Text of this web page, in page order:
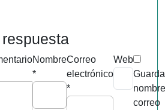
Nombre
*
Correo
electrónico
*
Web
correo